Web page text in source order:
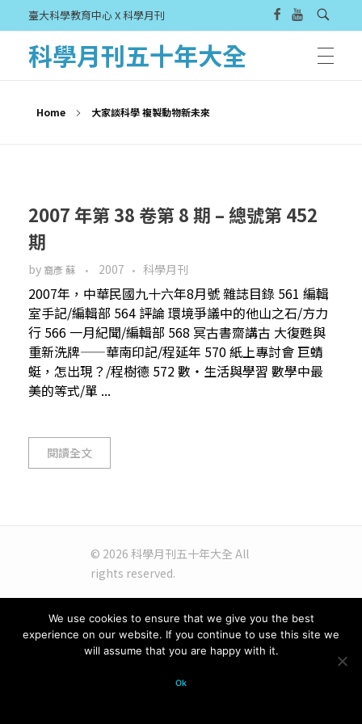
臺大科學教育中心 X 科學月刊
科學月刊五十年大全
Home 大家談科學 複製動物新未來
2007 年第 38 卷第 8 期 – 總號第 452
期
by 裔彥 蘇 2007 科學月刊
2007年，中華民國九十六年8月號 雜誌目錄 561 編輯
室手記/編輯部 564 評論 環境爭議中的他山之石/方力
行 566 一月紀聞/編輯部 568 冥古書齋講古 大復甦與
重新洗牌——華南印記/程延年 570 紙上專討會 巨蜻
蜓，怎出現？/程樹德 572 數・生活與學習 數學中最
美的等式/單 ...
閱讀全文
© 2026 科學月刊五十年大全 All
rights reserved.
We use cookies to ensure that we give you the best
experience on our website. If you continue to use this site we
will assume that you are happy with it.
Ok